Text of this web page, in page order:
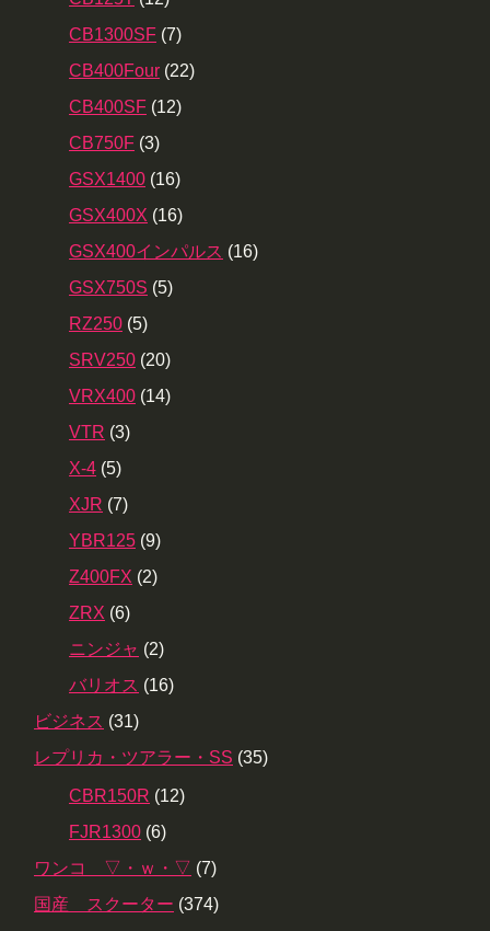
CB1300SF (7)
CB400Four (22)
CB400SF (12)
CB750F (3)
GSX1400 (16)
GSX400X (16)
GSX400インパルス (16)
GSX750S (5)
RZ250 (5)
SRV250 (20)
VRX400 (14)
VTR (3)
X-4 (5)
XJR (7)
YBR125 (9)
Z400FX (2)
ZRX (6)
ニンジャ (2)
バリオス (16)
ビジネス (31)
レプリカ・ツアラー・SS (35)
CBR150R (12)
FJR1300 (6)
ワンコ ▽・ｗ・▽ (7)
国産 スクーター (374)